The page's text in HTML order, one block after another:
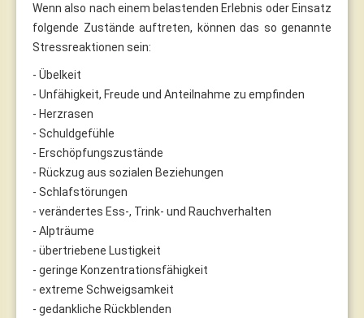
Wenn also nach einem belastenden Erlebnis oder Einsatz
folgende Zustände auftreten, können das so genannte
Stressreaktionen sein:
- Übelkeit
- Unfähigkeit, Freude und Anteilnahme zu empfinden
- Herzrasen
- Schuldgefühle
- Erschöpfungszustände
- Rückzug aus sozialen Beziehungen
- Schlafstörungen
- verändertes Ess-, Trink- und Rauchverhalten
- Alpträume
- übertriebene Lustigkeit
- geringe Konzentrationsfähigkeit
- extreme Schweigsamkeit
- gedankliche Rückblenden